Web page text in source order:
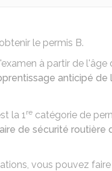
le permis B.
à partir de l'âge
anticipé de
la 1re catégorie de
de sécurité routière
vous pouvez